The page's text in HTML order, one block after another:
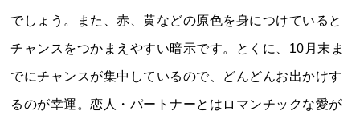
でしょう。また、赤、黄などの原色を身につけていると
チャンスをつかまえやすい暗示です。とくに、10月末ま
でにチャンスが集中しているので、どんどんお出かけす
るのが幸運。恋人・パートナーとはロマンチックな愛が